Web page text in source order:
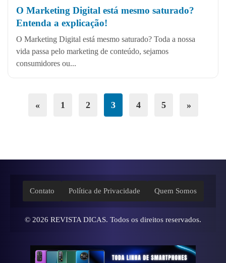
O Marketing Digital está mesmo saturado?
Entenda a explicação!
O Marketing Digital está mesmo saturado? Toda a nossa
vida passa pelo marketing de conteúdo, sejamos
consumidores ou...
« 1 2 3 4 5 »
Contato Política de Privacidade Quem Somos
© 2026 REVISTA DICAS. Todos os direitos reservados.